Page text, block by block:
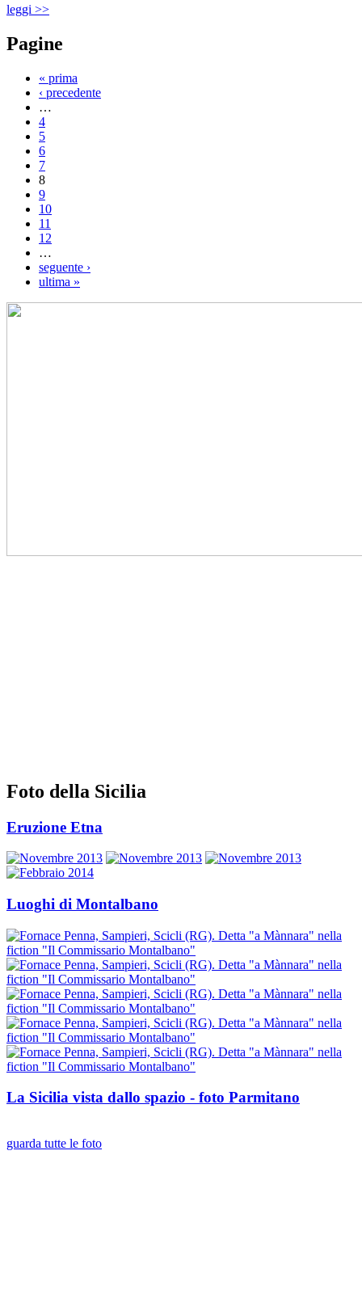
leggi >>
Pagine
« prima
‹ precedente
…
4
5
6
7
8
9
10
11
12
…
seguente ›
ultima »
Foto della Sicilia
Eruzione Etna
Luoghi di Montalbano
La Sicilia vista dallo spazio - foto Parmitano
guarda tutte le foto